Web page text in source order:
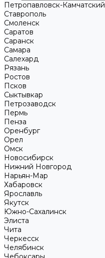
Петропавловск-Камчатский
Ставрополь
Смоленск
Саратов
Саранск
Самара
Салехард
Рязань
Ростов
Псков
Сыктывкар
Петрозаводск
Пермь
Пенза
Оренбург
Орел
Омск
Новосибирск
Нижний Новгород
Нарьян-Мар
Хабаровск
Ярославль
Якутск
Южно-Сахалинск
Элиста
Чита
Черкесск
Челябинск